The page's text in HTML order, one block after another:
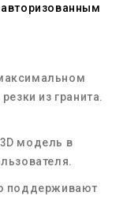
из гранита.
модель в
поддерживают